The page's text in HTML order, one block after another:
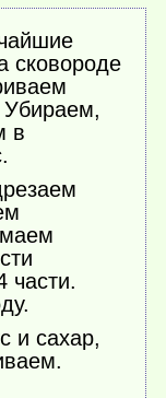
сковороде
Убираем,
в
части.
и сахар,